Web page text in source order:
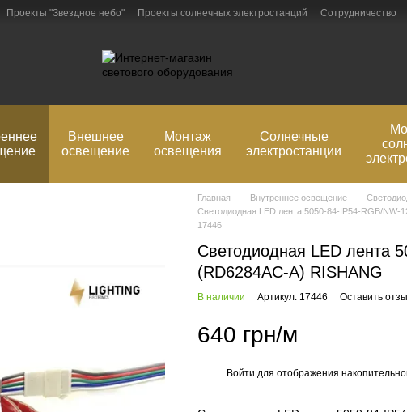
Проекты "Звездное небо" Проекты солнечных электростанций
Сотрудничество
Внешнее
освещение
Монтаж
освещения
Солнечные
электростанции
Главная Внутреннее освещение
Светодиодная LED лента 5050-84-IP54-RGB/NW-
17446
Светодиодная LED лента
(RD6284AC-A) RISHANG
В наличии Артикул: 17446 Оставить
640 грн/м
Войти для отображения